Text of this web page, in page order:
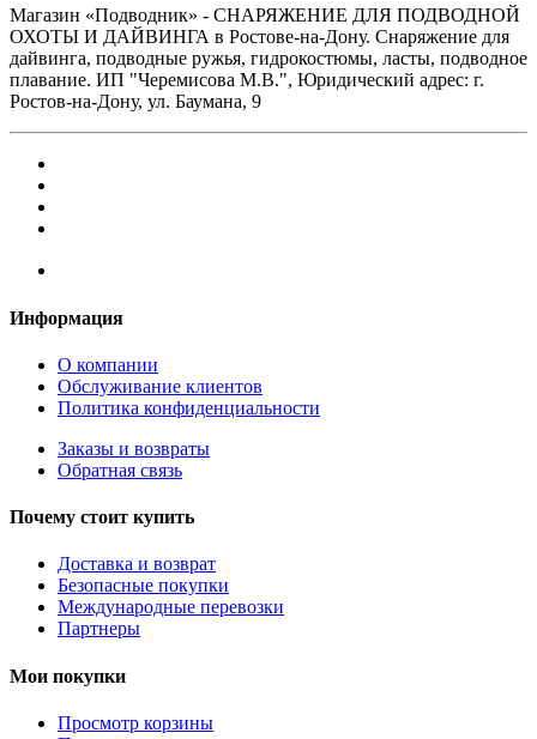
Магазин «Подводник» - СНАРЯЖЕНИЕ ДЛЯ ПОДВОДНОЙ
ОХОТЫ И ДАЙВИНГА в Ростове-на-Дону. Снаряжение для
дайвинга, подводные ружья, гидрокостюмы, ласты, подводное
плавание. ИП "Черемисова М.В.", Юридический адрес: г.
Ростов-на-Дону, ул. Баумана, 9
Информация
О компании
Обслуживание клиентов
Политика конфиденциальности
Заказы и возвраты
Обратная связь
Почему стоит купить
Доставка и возврат
Безопасные покупки
Международные перевозки
Партнеры
Мои покупки
Просмотр корзины